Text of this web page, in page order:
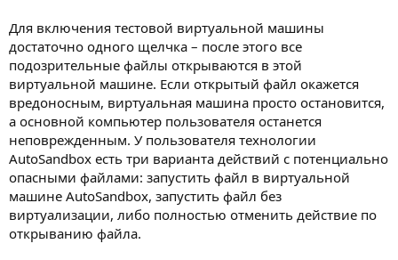
Для включения тестовой виртуальной машины
достаточно одного щелчка – после этого все
подозрительные файлы открываются в этой
виртуальной машине. Если открытый файл окажется
вредоносным, виртуальная машина просто остановится,
а основной компьютер пользователя останется
неповрежденным. У пользователя технологии
AutoSandbox есть три варианта действий с потенциально
опасными файлами: запустить файл в виртуальной
машине AutoSandbox, запустить файл без
виртуализации, либо полностью отменить действие по
открыванию файла.